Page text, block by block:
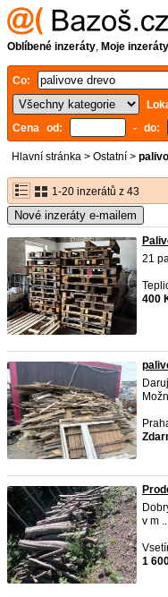
Oblíbené inzeráty, Moje inzeráty
Co:
Cena od:
- do:
Hlavní stránka > Ostatní >
1-20 inzerátů z 43
Nové inzeráty e-mailem
21
400
v m
1